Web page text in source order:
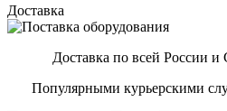
Доставка
Доставка по всей России
Популярными курьерскими